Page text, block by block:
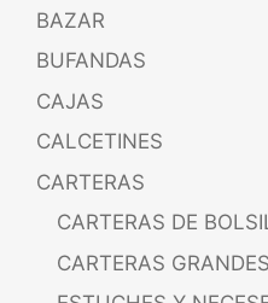
BAZAR
BUFANDAS
CAJAS
CALCETINES
CARTERAS
CARTERAS DE
CARTERAS GRANDES